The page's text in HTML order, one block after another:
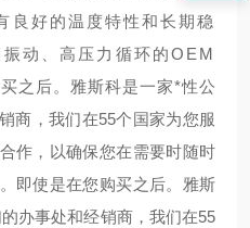
良好的温度特性和长期稳
动、高压力循环的OEM
之后。雅斯科是一家*性公
商，我们在55个国家为您服
作，以确保您在需要时随时
即使是在您购买之后。雅斯
办事处和经销商，我们在55